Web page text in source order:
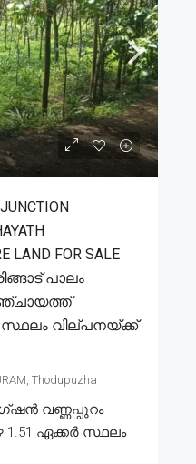
LAND FOR SALE
പാലം
വില്പനയ്ക്ക്
Thodupuzha
വണ്ണപ്പുറം
ഏക്കർ സ്ഥലം